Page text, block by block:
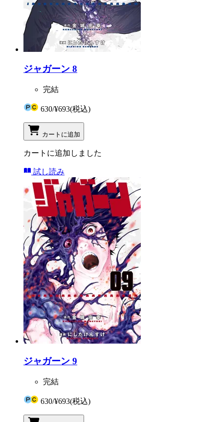
ジャガーン 8
完結
630/¥693(税込)
カートに追加
カートに追加しました
試し読み
ジャガーン 9
完結
630/¥693(税込)